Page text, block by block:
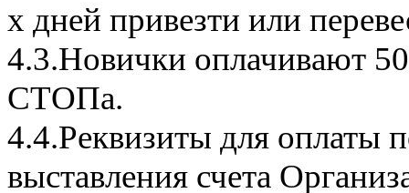
х дней привезти или
4.3.Новички оплачивают
СТОПа.
4.4.Реквизиты для оплаты
выставления счета